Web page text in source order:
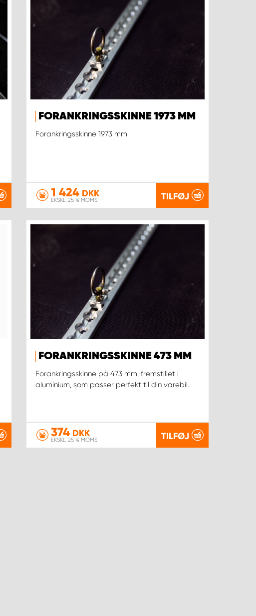
FORANKRINGSSKINNE 1973 MM
Forankringsskinne 1973 mm
1 424 DKK
EKSKL. 25 % MOMS TILFØJ
FORANKRINGSSKINNE 473 MM
Forankringsskinne på 473 mm, fremstillet i
aluminium, som passer perfekt til din varebil.
374 DKK
EKSKL. 25 % MOMS TILFØJ